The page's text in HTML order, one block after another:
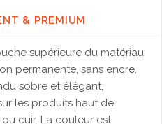
& PREMIUM
supérieure du matériau
permanente, sans encre.
sobre et élégant,
les produits haut de
cuir. La couleur est